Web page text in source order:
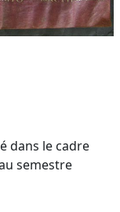
dans le cadre
semestre